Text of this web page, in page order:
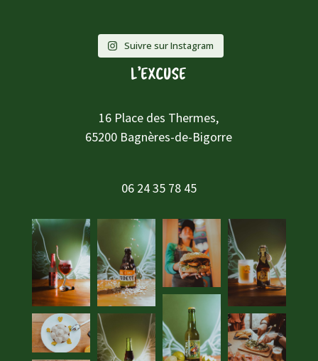
Suivre sur Instagram
L’EXCUSE
16 Place des Thermes,
65200 Bagnères-de-Bigorre
06 24 35 78 45